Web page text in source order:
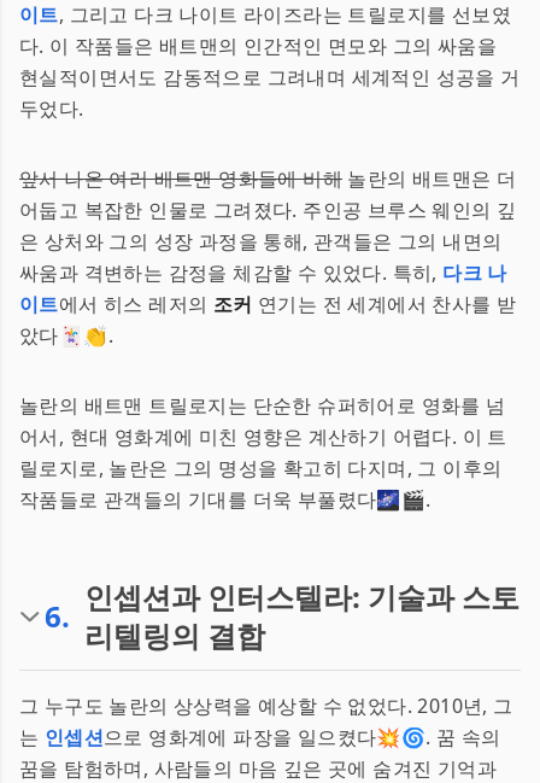
이트, 그리고 다크 나이트 라이즈라는 트릴로지를 선보였
다. 이 작품들은 배트맨의 인간적인 면모와 그의 싸움을
현실적이면서도 감동적으로 그려내며 세계적인 성공을 거
두었다.
앞서 나온 여러 배트맨 영화들에 비해 놀란의 배트맨은 더
어둡고 복잡한 인물로 그려졌다. 주인공 브루스 웨인의 깊
은 상처와 그의 성장 과정을 통해, 관객들은 그의 내면의
싸움과 격변하는 감정을 체감할 수 있었다. 특히, 다크 나
이트에서 히스 레저의 조커 연기는 전 세계에서 찬사를 받
았다🃏👏.
놀란의 배트맨 트릴로지는 단순한 슈퍼히어로 영화를 넘
어서, 현대 영화계에 미친 영향은 계산하기 어렵다. 이 트
릴로지로, 놀란은 그의 명성을 확고히 다지며, 그 이후의
작품들로 관객들의 기대를 더욱 부풀렸다🌌🎬.
6. 인셉션과 인터스텔라: 기술과 스토
리텔링의 결합
그 누구도 놀란의 상상력을 예상할 수 없었다. 2010년, 그
는 인셉션으로 영화계에 파장을 일으켰다💥🌀. 꿈 속의
꿈을 탐험하며, 사람들의 마음 깊은 곳에 숨겨진 기억과